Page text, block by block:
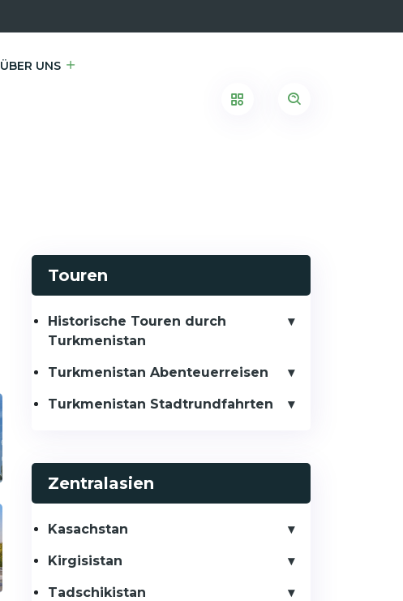
ÜBER UNS
Touren
Historische Touren durch
Turkmenistan
Turkmenistan Abenteuerreisen
Turkmenistan Stadtrundfahrten
Zentralasien
Kasachstan
Kirgisistan
Tadschikistan